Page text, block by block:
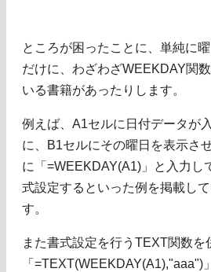
ところが困ったことに、単純に
だけに、わざわざWEEKDAY関
いる書籍があったりします。
例えば、A1セルに日付データが
に、B1セルにその曜日を表示さ
に「=WEEKDAY(A1)」と入力し
式設定するといった例を掲載し
す。
また書式設定を行うTEXT関数を
「=TEXT(WEEKDAY(A1),"aaa")